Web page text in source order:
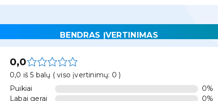
BENDRAS ĮVERTINIMAS
0,0
0,0 iš 5 balų ( viso įvertinimų: 0 )
Puikiai
0%
Labai gerai
0%